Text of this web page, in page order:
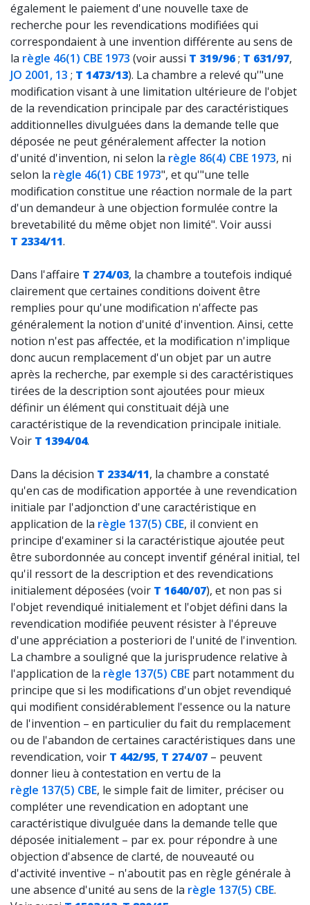
également le paiement d'une nouvelle taxe de
recherche pour les revendications modifiées qui
correspondaient à une invention différente au sens de
la règle 46(1) CBE 1973 (voir aussi T 319/96; T 631/97,
JO 2001, 13 ; T 1473/13). La chambre a relevé qu'"une
modification visant à une limitation ultérieure de l'objet
de la revendication principale par des caractéristiques
additionnelles divulguées dans la demande telle que
déposée ne peut généralement affecter la notion
d'unité d'invention, ni selon la règle 86(4) CBE 1973, ni
selon la règle 46(1) CBE 1973", et qu'"une telle
modification constitue une réaction normale de la part
d'un demandeur à une objection formulée contre la
brevetabilité du même objet non limité". Voir aussi
T 2334/11.
Dans l'affaire T 274/03, la chambre a toutefois indiqué
clairement que certaines conditions doivent être
remplies pour qu'une modification n'affecte pas
généralement la notion d'unité d'invention. Ainsi, cette
notion n'est pas affectée, et la modification n'implique
donc aucun remplacement d'un objet par un autre
après la recherche, par exemple si des caractéristiques
tirées de la description sont ajoutées pour mieux
définir un élément qui constituait déjà une
caractéristique de la revendication principale initiale.
Voir T 1394/04.
Dans la décision T 2334/11, la chambre a constaté
qu'en cas de modification apportée à une revendication
initiale par l'adjonction d'une caractéristique en
application de la règle 137(5) CBE, il convient en
principe d'examiner si la caractéristique ajoutée peut
être subordonnée au concept inventif général initial, tel
qu'il ressort de la description et des revendications
initialement déposées (voir T 1640/07), et non pas si
l'objet revendiqué initialement et l'objet défini dans la
revendication modifiée peuvent résister à l'épreuve
d'une appréciation a posteriori de l'unité de l'invention.
La chambre a souligné que la jurisprudence relative à
l'application de la règle 137(5) CBE part notamment du
principe que si les modifications d'un objet revendiqué
qui modifient considérablement l'essence ou la nature
de l'invention – en particulier du fait du remplacement
ou de l'abandon de certaines caractéristiques dans une
revendication, voir T 442/95, T 274/07 – peuvent
donner lieu à contestation en vertu de la
règle 137(5) CBE, le simple fait de limiter, préciser ou
compléter une revendication en adoptant une
caractéristique divulguée dans la demande telle que
déposée initialement – par ex. pour répondre à une
objection d'absence de clarté, de nouveauté ou
d'activité inventive – n'aboutit pas en règle générale à
une absence d'unité au sens de la règle 137(5) CBE.